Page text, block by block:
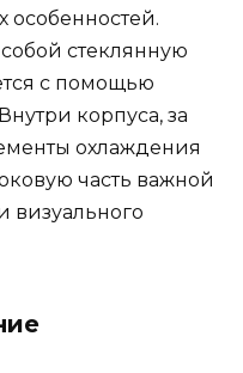
особенностей.
стеклянную
с помощью
корпуса, за
охлаждения
часть важной
визуального